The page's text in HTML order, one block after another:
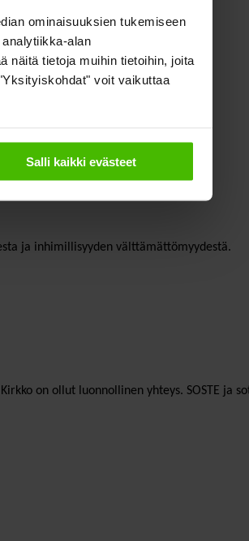
ominaisuuksien tukemiseen
alan
näitä tietoja muihin tietoihin, joita
voit vaikuttaa
Salli kaikki evästeet
ja inhimillisyyden välttämättömyydestä.
on ollut luonnollinen yhteys. SOSTE ja